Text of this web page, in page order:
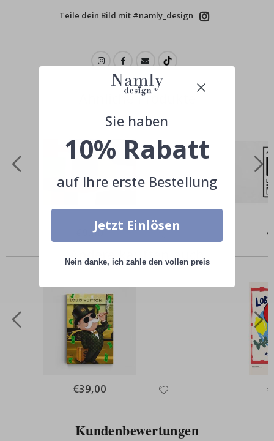
Teile dein Bild mit #namly_design
Ähnliche Produkte
Special
€9,00
Andere kauften auch
Special
Price
€39,00
Kundenbewertungen
Sie haben
10% Rabatt
auf Ihre erste Bestellung
Jetzt Einlösen
Nein danke, ich zahle den vollen preis